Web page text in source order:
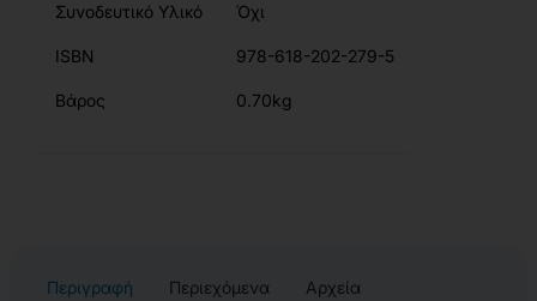
Συνοδευτικό Υλικό Όχι
ISBN 978-618-202-279-5
Βάρος 0.70kg
Περιγραφή Περιεχόμενα Αρχεία